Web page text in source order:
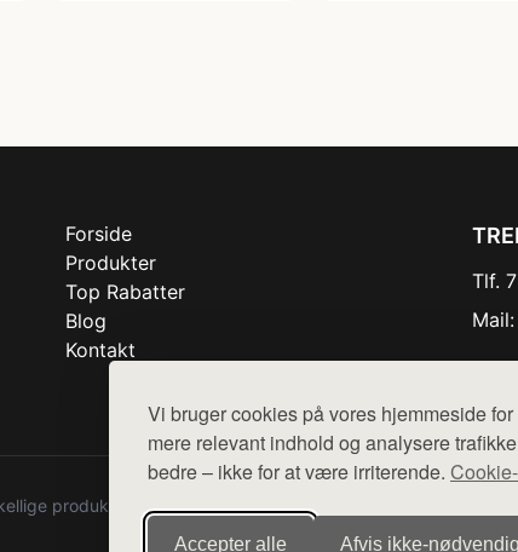
Vi bruger cookies på vores hjemmeside
mere relevant indhold og analysere
bedre – ikke for at være irriterende.
Accepter alle Afvis
Forside
Produkter
Top Rabatter
Blog
Kontakt
Tlf.
Mail:
produkter fra diverse webshops. Der sælges ikke varer fra